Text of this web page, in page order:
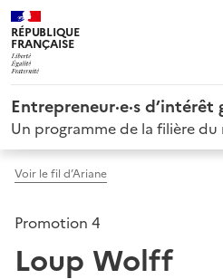
RÉPUBLIQUE
FRANÇAISE
Entrepreneur·e·s d’intérêt
Un programme de la filière du
Voir le fil d’Ariane
Promotion 4
Loup Wolff